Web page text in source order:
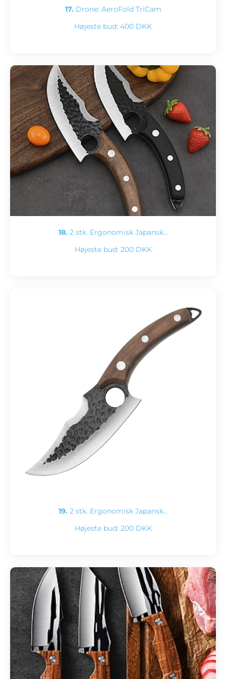
17. Drone: AeroFold TriCam
Højeste bud: 400 DKK
18. 2 stk. Ergonomisk Japansk…
Højeste bud: 200 DKK
19. 2 stk. Ergonomisk Japansk…
Højeste bud: 200 DKK